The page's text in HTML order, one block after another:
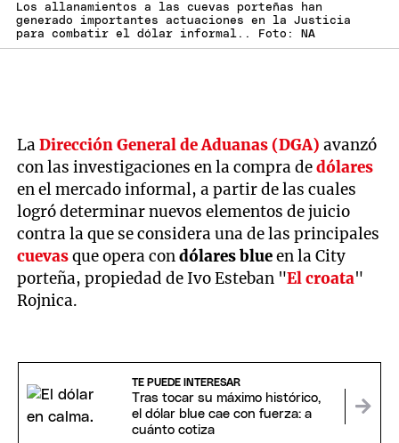
Los allanamientos a las cuevas porteñas han
generado importantes actuaciones en la Justicia
para combatir el dólar informal.. Foto: NA
La Dirección General de Aduanas (DGA) avanzó
con las investigaciones en la compra dedólares
en el mercado informal, a partir de las cuales
logró determinar nuevos elementos de juicio
contra la que se considera una de las principales
cuevasque opera condólares blueen la City
porteña, propiedad de Ivo Esteban "El croata"
Rojnica.
TE PUEDE INTERESAR
Tras tocar su máximo histórico,
el dólar blue cae con fuerza: a
cuánto cotiza